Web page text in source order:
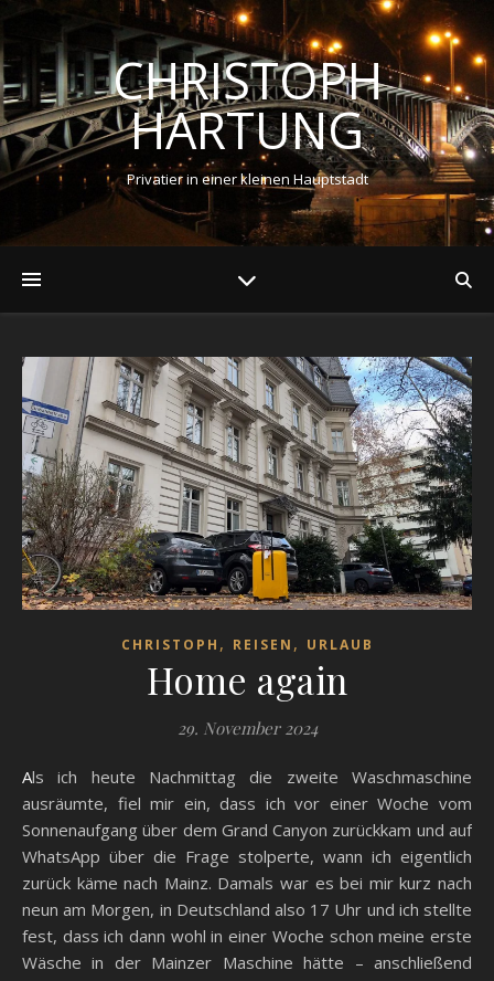
CHRISTOPH
HARTUNG
Privatier in einer kleinen Hauptstadt
CHRISTOPH , REISEN , URLAUB
Home again
29. November 2024
Als ich heute Nachmittag die zweite Waschmaschine
ausräumte, fiel mir ein, dass ich vor einer Woche vom
Sonnenaufgang über dem Grand Canyon zurückkam und auf
WhatsApp über die Frage stolperte, wann ich eigentlich
zurück käme nach Mainz. Damals war es bei mir kurz nach
neun am Morgen, in Deutschland also 17 Uhr und ich stellte
fest, dass ich dann wohl in einer Woche schon meine erste
Wäsche in der Mainzer Maschine hätte – anschließend